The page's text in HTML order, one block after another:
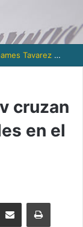
¡Con Presupuesto Pírrico a la Gloria! Radhames Tavarez y la Hazaña Dorada de la Natación Dominicana
cruzan
en el
Compartir via Email Imprimi